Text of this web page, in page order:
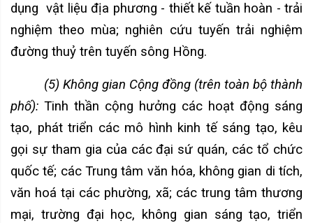
dụng vật liệu địa phương - thiết kế tuần hoàn - trải
nghiệm theo mùa; nghiên cứu tuyến trải nghiệm
đường thuỷ trên tuyến sông Hồng.
(5) Không gian Cộng đồng (trên toàn bộ thành
phố): Tinh thần cộng hưởng các hoạt động sáng
tạo, phát triển các mô hình kinh tế sáng tạo, kêu
gọi sự tham gia của các đại sứ quán, các tổ chức
quốc tế; các Trung tâm văn hóa, không gian di tích,
văn hoá tại các phường, xã; các trung tâm thương
mại, trường đại học, không gian sáng tạo, triển